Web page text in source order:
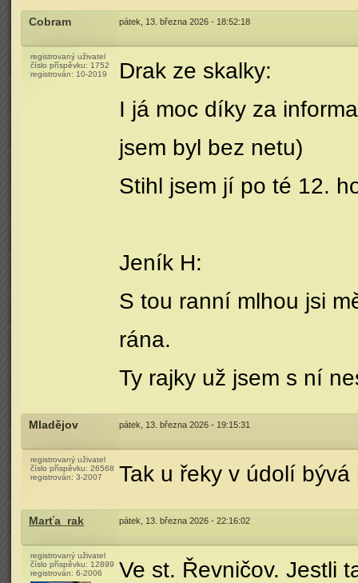
Cobram pátek, 13. března 2026 - 18:52:18
registrovaný uživatel
číslo příspěvku: 1752
registrován: 10-2019
Drak ze skalky:
I já moc díky za
jsem byl bez netu)
Stihl jsem jí po té 12.
Jeník H:
S tou ranní mlhou jsi
rána.
Ty rajky už jsem s ní
Mladějov pátek, 13. března 2026 - 19:15:31
registrovaný uživatel
číslo příspěvku: 26568
registrován: 3-2007 Tak u řeky v údolí
Marťa_rak pátek, 13. března 2026 - 22:16:02
registrovaný uživatel
číslo příspěvku: 12899
registrován: 6-2006 Ve st. Řevničov. Jestli